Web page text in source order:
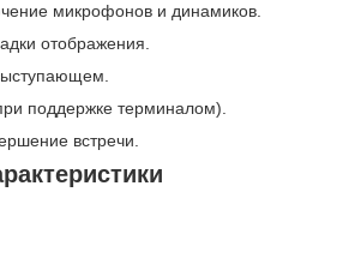
микрофонов и динамиков.
отображения.
поддержке терминалом).
встречи.